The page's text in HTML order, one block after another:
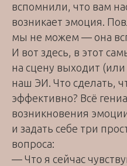
вспомнили, что вам
возникает эмоция.
мы не можем — она
И вот здесь, в этот
на сцену выходит (или
наш ЭИ. Что сделать,
эффективно? Всё
возникновения
и задать себе три
вопроса:
— Что я сейчас